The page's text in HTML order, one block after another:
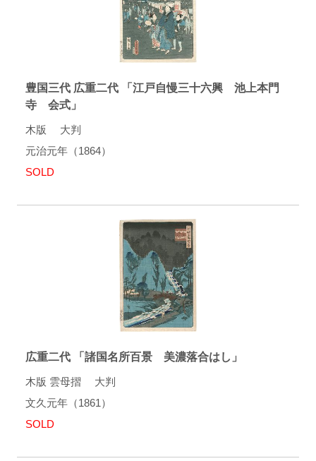
豊国三代 広重二代 「江戸自慢三十六興 池上本門
寺 会式」
木版 大判
元治元年（1864）
SOLD
広重二代 「諸国名所百景 美濃落合はし」
木版 雲母摺 大判
文久元年（1861）
SOLD